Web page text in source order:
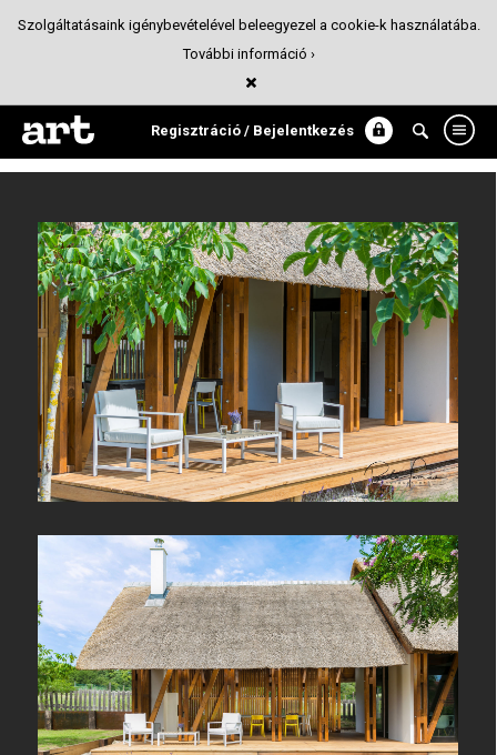
Regisztráció / Bejelentkezés
Nádfedeles Portus Home Dörgicsén
Fotó
Szolgáltatásaink igénybevételével beleegyezel a cookie-k használatába.
További információ ›